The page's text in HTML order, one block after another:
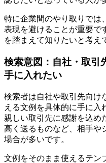
特に企業間のやり取りでは
表現を避けることが重要で
を踏まえて知りたいと考え
検索意図：自社・取引
手に入れたい
検索者は自社や取引先向け
える文例を具体的に手に入
親しい取引先に感謝を込め
高く送るものなど、相手や
場合が多いです。
文例をそのまま使えるテン